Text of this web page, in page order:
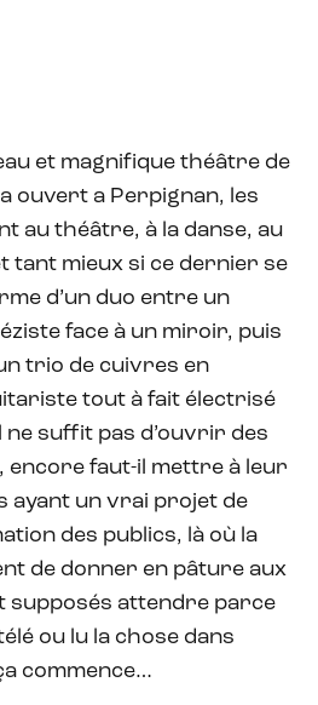
et magnifique théâtre de
ouvert a Perpignan, les
au théâtre, à la danse, au
tant mieux si ce dernier se
d’un duo entre un
face à un miroir, puis
trio de cuivres en
tout à fait électrisé
suffit pas d’ouvrir des
encore faut-il mettre à leur
ayant un vrai projet de
des publics, là où la
de donner en pâture aux
supposés attendre parce
ou lu la chose dans
commence…